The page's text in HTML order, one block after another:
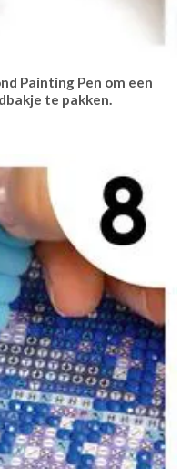
Painting Pen om een
te pakken.